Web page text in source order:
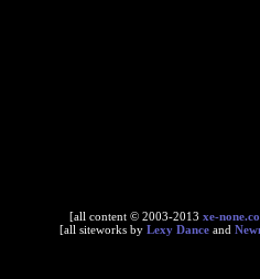
[all content © 2003-2013 xe-
[all siteworks by Lexy Danceand